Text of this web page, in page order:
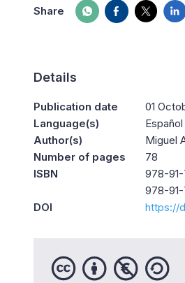
Share
Details
Publication date
01
Language(s)
Author(s)
Miguel
Number of pages
78
ISBN
978-
978-91-
DOI
https://